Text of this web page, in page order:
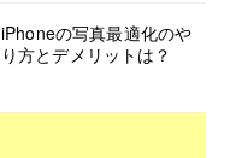
iPhoneの写真最適化のや
り方とデメリットは？